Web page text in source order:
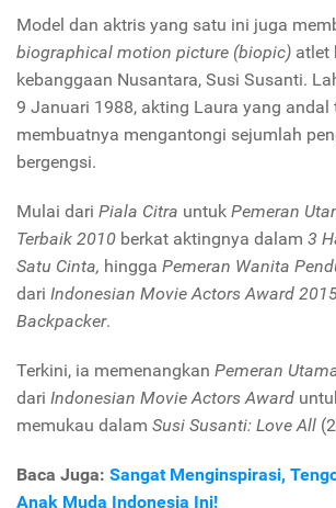
Model dan aktris yang satu ini juga
biographical motion picture (biopic) atlet
kebanggaan Nusantara, Susi Susanti.
9 Januari 1988, akting Laura yang andal
membuatnya mengantongi sejumlah
bergengsi.
Mulai dari Piala Citra untuk Pemeran
Terbaik 2010 berkat aktingnya dalam 3
Satu Cinta, hingga Pemeran Wanita
dari Indonesian Movie Actors Award
Backpacker.
Terkini, ia memenangkan Pemeran
dari Indonesian Movie Actors Award
memukau dalam Susi Susanti: Love All
Baca Juga: Sangat Menginspirasi,
Anak Muda Indonesia Ini!